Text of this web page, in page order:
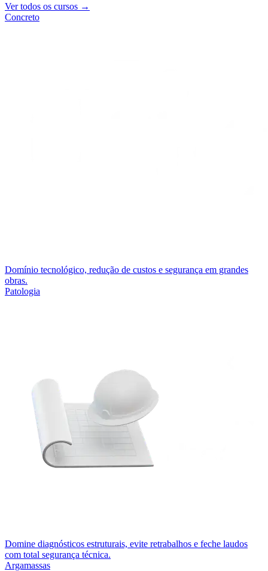
Ver todos os cursos →
Concreto
Domínio tecnológico, redução de custos e segurança em grandes
obras.
Patologia
Domine diagnósticos estruturais, evite retrabalhos e feche laudos
com total segurança técnica.
Argamassas